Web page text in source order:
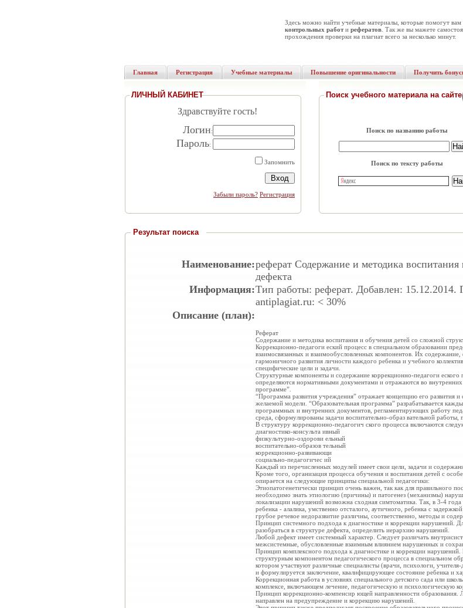
Здесь можно найти учебные материалы, которые помогут вам
контрольных работи рефератов . Так же вы мажете
прохождения проверки на плагиат всего за несколько минут.
Главная Регистрация Учебные материалы Повышение оригинальности Получить
ЛИЧНЫЙ КАБИНЕТ
Здравствуйте гость!
Логин:
Пароль:
Запомнить
Забыли пароль? Регистрация
Поиск учебного материала на сайте
Поиск по названию работы
Поиск по тексту работы
Результат поиска
Наименование:реферат Содержание и методика
дефекта
Информация:Тип работы: реферат. Добавлен: 15.12.2014.
antiplagiat.ru: < 30%
Описание (план):
Реферат
Содержание и методика воспитания и обучения детей со сложной
Коррекционно-педагоги еский процесс в специальном образовании
взаимосвязанных и взаимообусловленных компонентов. Их
гармоничного развития личности каждого ребенка и учебного
специфические цели и задачи.
Структурные компоненты и содержание коррекционно-педагоги
определяются нормативными документами и отражаются во
программе”.
“Программа развития учреждения” отражает концепцию его развития
желаемой модели. “Образовательная программа” разрабатывается
программных и внутренних документов, регламентирующих работу
среда, сформулированы задачи воспитательно-образ вательной
В структуру коррекционно-педагогич ского процесса включаются
диагностико-консульта ивный
физкультурно-оздорови ельный
воспитательно-образов тельный
коррекционно-развивающи
социально-педагогичес ий
Каждый из перечисленных модулей имеет свои цели, задачи и
Кроме того, организация процесса обучения и воспитания детей с
опирается на следующие принципы специальной педагогики:
Этиопатогенетически принцип очень важен, так как для правильного
необходимо знать этиологию (причины) и патогенез (механизмы)
локализации нарушений возможна сходная симтоматика. Так, в 3-4
ребенка - алалика, умственно отсталого, аутичного, ребенка с
грубое речевое недоразвитие различны, соответственно, методы и
Принцип системного подхода к диагностике и коррекции нарушений.
разобраться в структуре дефекта, определить иерархию нарушений.
Любой дефект имеет системный характер. Следует различать
межсистемные, обусловленные взаимным влиянием нарушенных и
Принцип комплексного подхода к диагностике и коррекции
структурным компонентом педагогического процесса в специальном
котором участвуют различные специалисты (врачи, психологи,
и формулируется заключение, квалифицирующее состояние ребенка и
Коррекционная работа в условиях специального детского сада или
комплексе, включающем лечение, педагогическую и психологическую
Принцип коррекционно-компенсир ющей направленности
направлен на предупреждение и коррекцию нарушений.